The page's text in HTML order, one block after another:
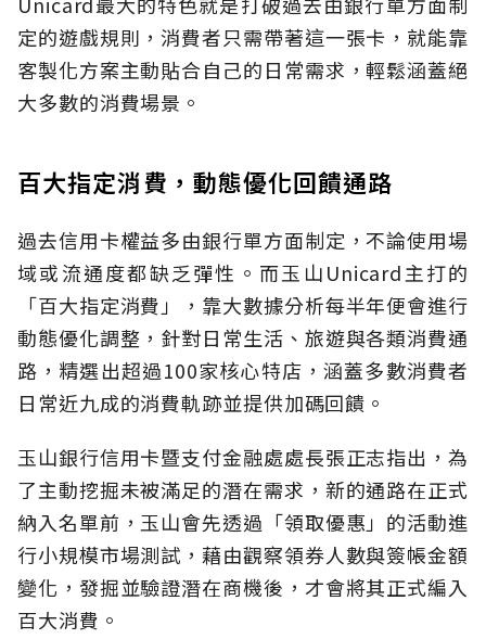
定的遊戲規則，消費者只需帶著這一張卡，就能靠
客製化方案主動貼合自己的日常需求，輕鬆涵蓋絕
大多數的消費場景。
百大指定消費，動態優化回饋通路
過去信用卡權益多由銀行單方面制定，不論使用場
域或流通度都缺乏彈性。而玉山Unicard主打的
「百大指定消費」，靠大數據分析每半年便會進行
動態優化調整，針對日常生活、旅遊與各類消費通
路，精選出超過100家核心特店，涵蓋多數消費者
日常近九成的消費軌跡並提供加碼回饋。
玉山銀行信用卡暨支付金融處處長張正志指出，為
了主動挖掘未被滿足的潛在需求，新的通路在正式
納入名單前，玉山會先透過「領取優惠」的活動進
行小規模市場測試，藉由觀察領券人數與簽帳金額
變化，發掘並驗證潛在商機後，才會將其正式編入
百大消費。